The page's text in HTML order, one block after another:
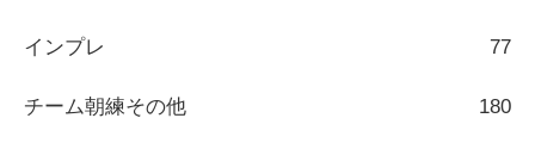
インプレ 77
チーム朝練その他 180